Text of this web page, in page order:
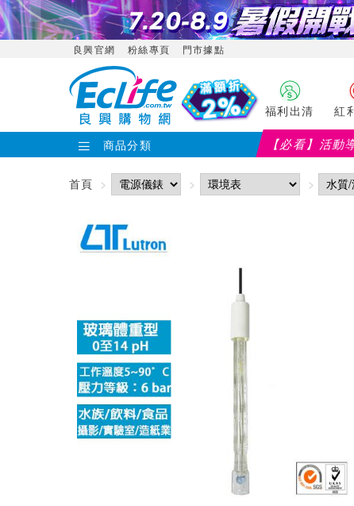
良興官網 粉絲專頁 門市據點
福利出清 紅
商品分類 【必看】活動
首頁